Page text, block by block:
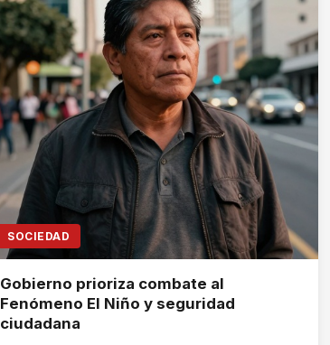
SOCIEDAD
Gobierno prioriza combate al
Fenómeno El Niño y seguridad
ciudadana